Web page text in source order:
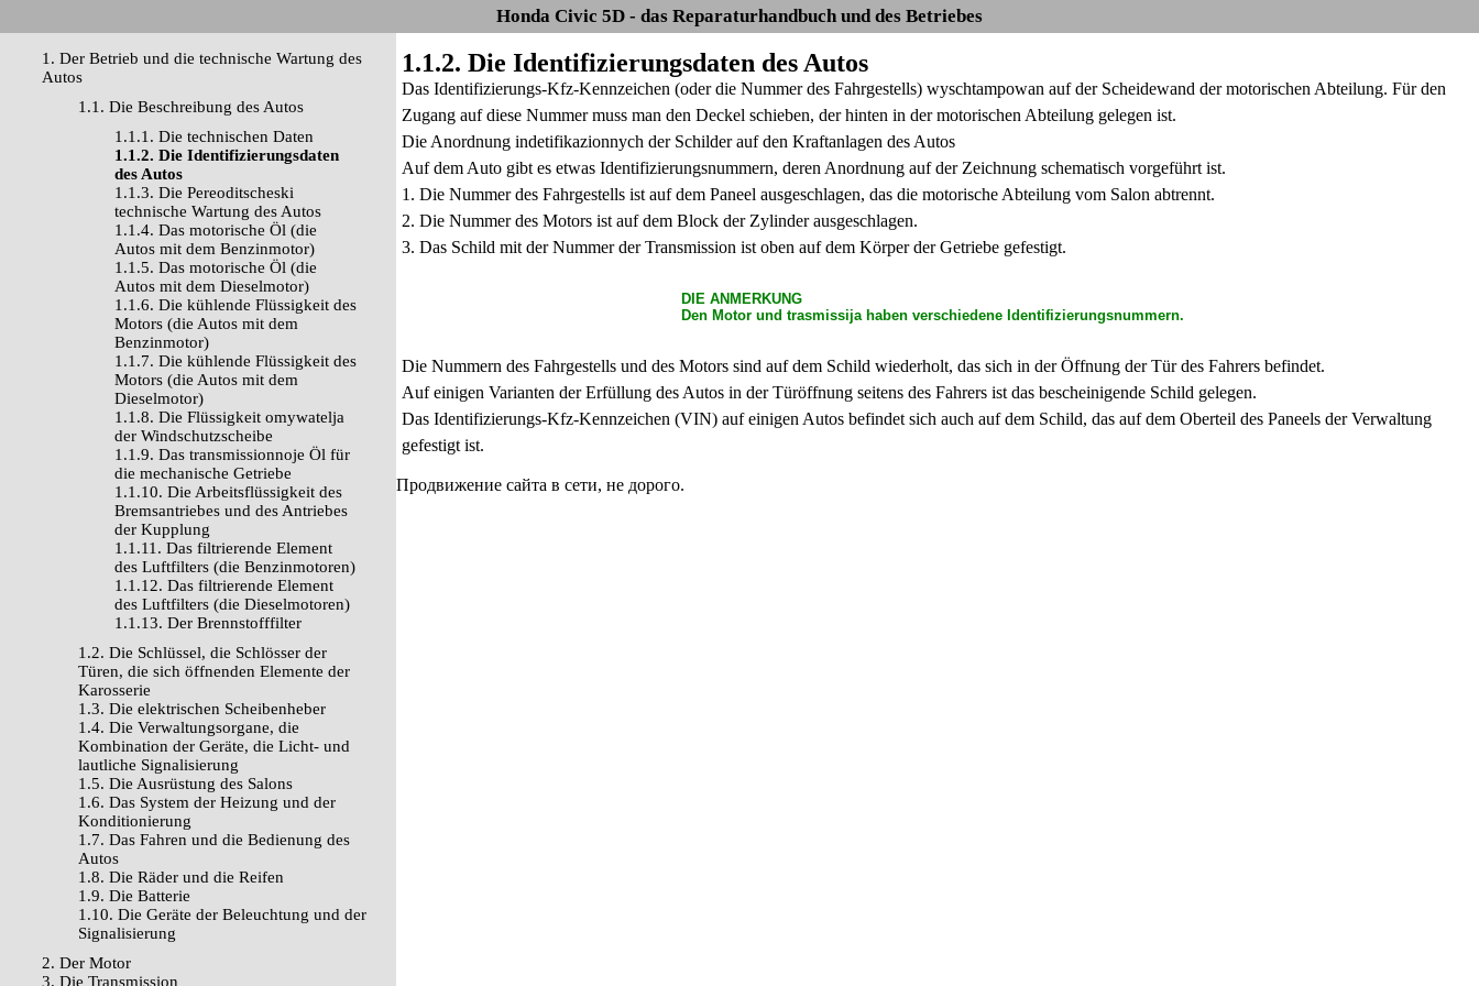
Honda Civic 5D - das Reparaturhandbuch und des Betriebes
1. Der Betrieb und die technische Wartung des
Autos
1.1. Die Beschreibung des Autos
1.1.1. Die technischen Daten
1.1.2. Die Identifizierungsdaten
des Autos
1.1.3. Die Pereoditscheski
technische Wartung des Autos
1.1.4. Das motorische Öl (die
Autos mit dem Benzinmotor)
1.1.5. Das motorische Öl (die
Autos mit dem Dieselmotor)
1.1.6. Die kühlende Flüssigkeit des
Motors (die Autos mit dem
Benzinmotor)
1.1.7. Die kühlende Flüssigkeit des
Motors (die Autos mit dem
Dieselmotor)
1.1.8. Die Flüssigkeit omywatelja
der Windschutzscheibe
1.1.9. Das transmissionnoje Öl für
die mechanische Getriebe
1.1.10. Die Arbeitsflüssigkeit des
Bremsantriebes und des Antriebes
der Kupplung
1.1.11. Das filtrierende Element
des Luftfilters (die Benzinmotoren)
1.1.12. Das filtrierende Element
des Luftfilters (die Dieselmotoren)
1.1.13. Der Brennstofffilter
1.2. Die Schlüssel, die Schlösser der
Türen, die sich öffnenden Elemente der
Karosserie
1.3. Die elektrischen Scheibenheber
1.4. Die Verwaltungsorgane, die
Kombination der Geräte, die Licht- und
lautliche Signalisierung
1.5. Die Ausrüstung des Salons
1.6. Das System der Heizung und der
Konditionierung
1.7. Das Fahren und die Bedienung des
Autos
1.8. Die Räder und die Reifen
1.9. Die Batterie
1.10. Die Geräte der Beleuchtung und der
Signalisierung
2. Der Motor
3. Die Transmission
1.1.2. Die Identifizierungsdaten des Autos
Das Identifizierungs-Kfz-Kennzeichen (oder die Nummer des Fahrgestells) wyschtampowan auf der Scheidewand der motorischen Abteilung. Für den
Zugang auf diese Nummer muss man den Deckel schieben, der hinten in der motorischen Abteilung gelegen ist.
Die Anordnung indetifikazionnych der Schilder auf den Kraftanlagen des Autos
Auf dem Auto gibt es etwas Identifizierungsnummern, deren Anordnung auf der Zeichnung schematisch vorgeführt ist.
1. Die Nummer des Fahrgestells ist auf dem Paneel ausgeschlagen, das die motorische Abteilung vom Salon abtrennt.
2. Die Nummer des Motors ist auf dem Block der Zylinder ausgeschlagen.
3. Das Schild mit der Nummer der Transmission ist oben auf dem Körper der Getriebe gefestigt.
DIE ANMERKUNG
Den Motor und trasmissija haben verschiedene Identifizierungsnummern.
Die Nummern des Fahrgestells und des Motors sind auf dem Schild wiederholt, das sich in der Öffnung der Tür des Fahrers befindet.
Auf einigen Varianten der Erfüllung des Autos in der Türöffnung seitens des Fahrers ist das bescheinigende Schild gelegen.
Das Identifizierungs-Kfz-Kennzeichen (VIN) auf einigen Autos befindet sich auch auf dem Schild, das auf dem Oberteil des Paneels der Verwaltung
gefestigt ist.
Продвижение сайта в сети, не дорого.